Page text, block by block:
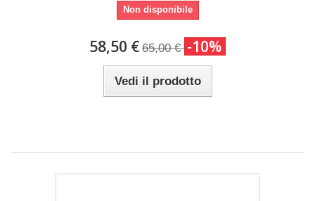
Non disponibile
58,50 € 65,00 € -10%
Vedi il prodotto